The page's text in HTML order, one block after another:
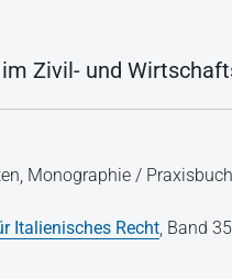
Zivil- und
Monographie /
Italienisches Recht Band 35